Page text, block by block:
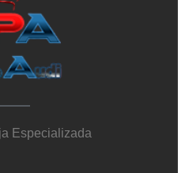
Especializada